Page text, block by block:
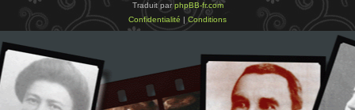
Traduit par phpBB-fr.com
Confidentialité | Conditions